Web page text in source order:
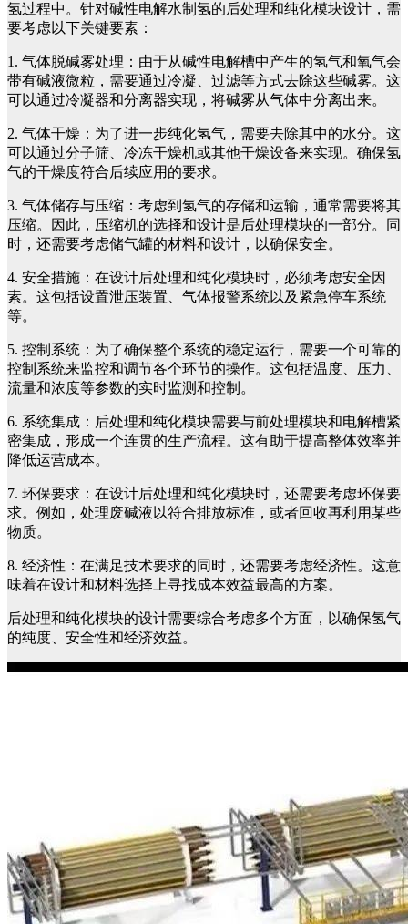
氢过程中。针对碱性电解水制氢的后处理和纯化模块设计，需
要考虑以下关键要素：
1. 气体脱碱雾处理：由于从碱性电解槽中产生的氢气和氧气会
带有碱液微粒，需要通过冷凝、过滤等方式去除这些碱雾。这
可以通过冷凝器和分离器实现，将碱雾从气体中分离出来。
2. 气体干燥：为了进一步纯化氢气，需要去除其中的水分。这
可以通过分子筛、冷冻干燥机或其他干燥设备来实现。确保氢
气的干燥度符合后续应用的要求。
3. 气体储存与压缩：考虑到氢气的存储和运输，通常需要将其
压缩。因此，压缩机的选择和设计是后处理模块的一部分。同
时，还需要考虑储气罐的材料和设计，以确保安全。
4. 安全措施：在设计后处理和纯化模块时，必须考虑安全因
素。这包括设置泄压装置、气体报警系统以及紧急停车系统
等。
5. 控制系统：为了确保整个系统的稳定运行，需要一个可靠的
控制系统来监控和调节各个环节的操作。这包括温度、压力、
流量和浓度等参数的实时监测和控制。
6. 系统集成：后处理和纯化模块需要与前处理模块和电解槽紧
密集成，形成一个连贯的生产流程。这有助于提高整体效率并
降低运营成本。
7. 环保要求：在设计后处理和纯化模块时，还需要考虑环保要
求。例如，处理废碱液以符合排放标准，或者回收再利用某些
物质。
8. 经济性：在满足技术要求的同时，还需要考虑经济性。这意
味着在设计和材料选择上寻找成本效益最高的方案。
后处理和纯化模块的设计需要综合考虑多个方面，以确保氢气
的纯度、安全性和经济效益。